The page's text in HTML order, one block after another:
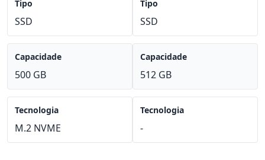
Tipo
SSD
Capacidade
500 GB
Tecnologia
M.2 NVME
Tipo
SSD
Capacidade
512 GB
Tecnologia
-